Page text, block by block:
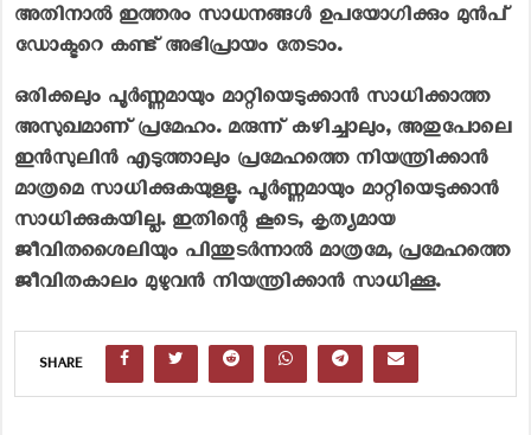
അതിനാല്‍ ഇത്തരം സാധനങ്ങള്‍ ഉപയോഗിക്കും മുന്‍പ്
ഡോക്ടറെ കണ്ട് അഭിപ്രായം തേടാം.
ഒരിക്കലും പൂര്‍ണ്ണമായും മാറ്റിയെടുക്കാന്‍ സാധിക്കാത്ത
അസുഖമാണ് പ്രമേഹം. മരുന്ന് കഴിച്ചാലും, അതുപോലെ
ഇന്‍സുലിന്‍ എടുത്താലും പ്രമേഹത്തെ നിയന്ത്രിക്കാന്‍
മാത്രമെ സാധിക്കുകയുള്ളൂ. പൂര്‍ണ്ണമായും മാറ്റിയെടുക്കാന്‍
സാധിക്കുകയില്ല. ഇതിന്റെ കൂടെ, കൃത്യമായ
ജീവിതശൈലിയും പിന്തുടര്‍ന്നാല്‍ മാത്രമേ, പ്രമേഹത്തെ
ജീവിതകാലം മുഴുവന്‍ നിയന്ത്രിക്കാന്‍ സാധിക്കൂ.
SHARE